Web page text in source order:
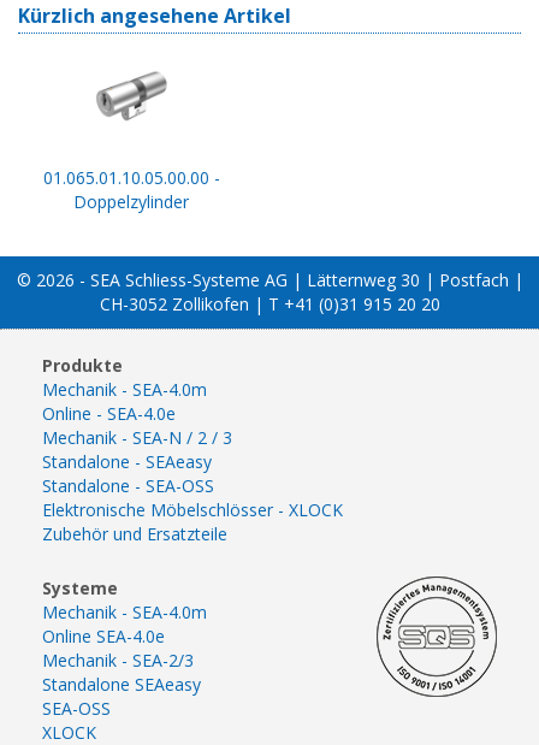
Kürzlich angesehene Artikel
01.065.01.10.05.00.00 -
Doppelzylinder
© 2026 - SEA Schliess-Systeme AG | Lätternweg 30 | Postfach |
CH-3052 Zollikofen | T +41 (0)31 915 20 20
Produkte
Mechanik - SEA-4.0m
Online - SEA-4.0e
Mechanik - SEA-N / 2 / 3
Standalone - SEAeasy
Standalone - SEA-OSS
Elektronische Möbelschlösser - XLOCK
Zubehör und Ersatzteile
Systeme
Mechanik - SEA-4.0m
Online SEA-4.0e
Mechanik - SEA-2/3
Standalone SEAeasy
SEA-OSS
XLOCK